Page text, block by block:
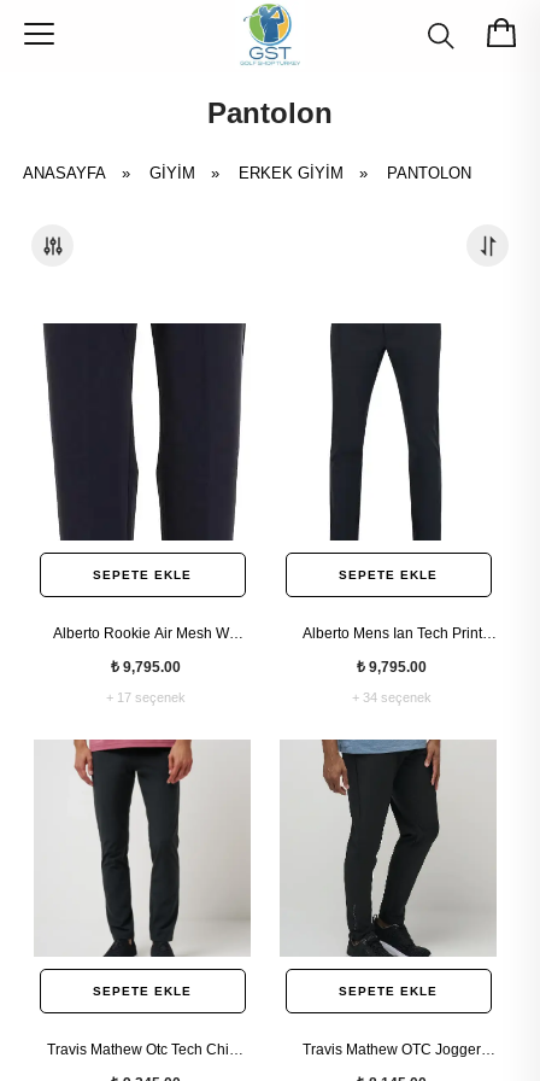
Pantolon
ANASAYFA » GIYIM » ERKEK GIYIM » PANTOLON
SEPETE EKLE
Alberto Rookie Air Mesh WR
₺ 9,795.00
+ 17 seçenek
SEPETE EKLE
Alberto Mens Ian Tech Print
₺ 9,795.00
+ 34 seçenek
SEPETE EKLE
Travis Mathew Otc Tech Chino
SEPETE EKLE
Travis Mathew OTC Jogger